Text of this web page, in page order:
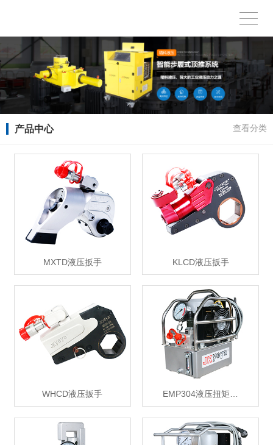
产品中心 查看分类
MXTD液压扳手 KLCD液压扳手
WHCD液压扳手 EMP304液压扭矩…